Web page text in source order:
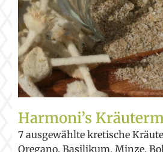
Harmoni’s
7 ausgewählte kretische
Oregano, Basilikum, Minze,